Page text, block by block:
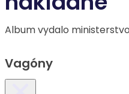
Album vydalo
Vagóny